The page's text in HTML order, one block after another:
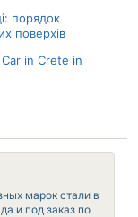
порядок
поверхів
in Crete in
марок стали в
и под заказ по